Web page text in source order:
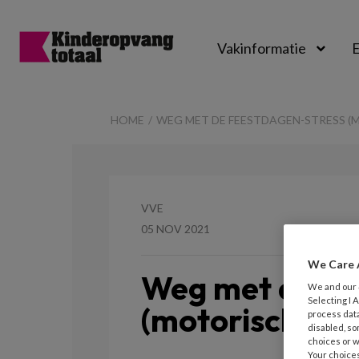
Vakinformatie
HOME WEG MET DE FEESTDAGEN-STRESS
VVE
05 NOV 2021
Weg met de
(motorische
We Care
We and our
Selecting I
process
disabled,
choices or
Your